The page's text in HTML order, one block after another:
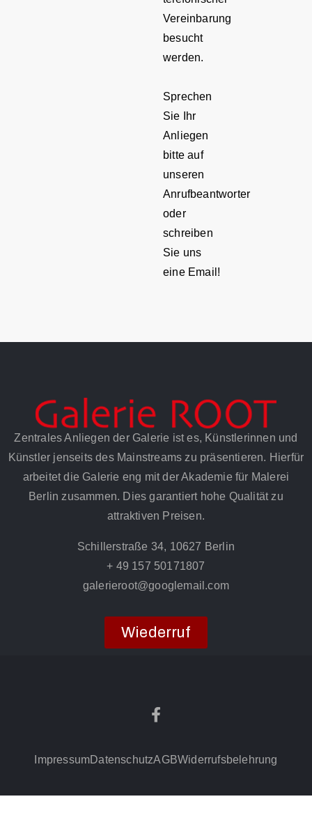
Vereinbarung
besucht
werden.
Sprechen
Sie Ihr
Anliegen
bitte auf
unseren
Anrufbeantworter
oder
schreiben
Sie uns
eine Email!
Zentrales Anliegen der Galerie ist es, Künstlerinnen und
Künstler jenseits des Mainstreams zu präsentieren. Hierfür
arbeitet die Galerie eng mit der Akademie für Malerei
Berlin zusammen. Dies garantiert hohe Qualität zu
attraktiven Preisen.
Schillerstraße 34, 10627 Berlin
+ 49 157 50171807
galerieroot@googlemail.com
Wiederruf
ImpressumDatenschutzAGBWiderrufsbelehrung